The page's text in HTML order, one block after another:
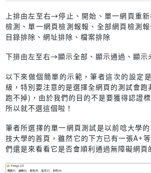
上排由左至右→停止、開始、單一網頁重
檢測、單一網頁檢測報報、全部網頁檢測
目錄排除、網址排除、檔案排除
下排由左至右→顯示全部、顯示通過、顯示
以下來做個簡單的示範，筆者這次的設定
級，特別要注意的是選擇全網頁的測試會
跑不掉)，由於我們的目的不是要獲得認證
所以就不選這個啦！
筆者所選擇的單一網頁測試是以前唸大學
技大學的首頁，雖然它的下方已有一張A+
們還是來看看它是否會順利通過無障礙網頁